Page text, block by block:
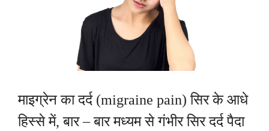
माइग्रेन का दर्द (migraine pain) सिर के आधे
हिस्से में, बार – बार मध्यम से गंभीर सिर दर्द पैदा